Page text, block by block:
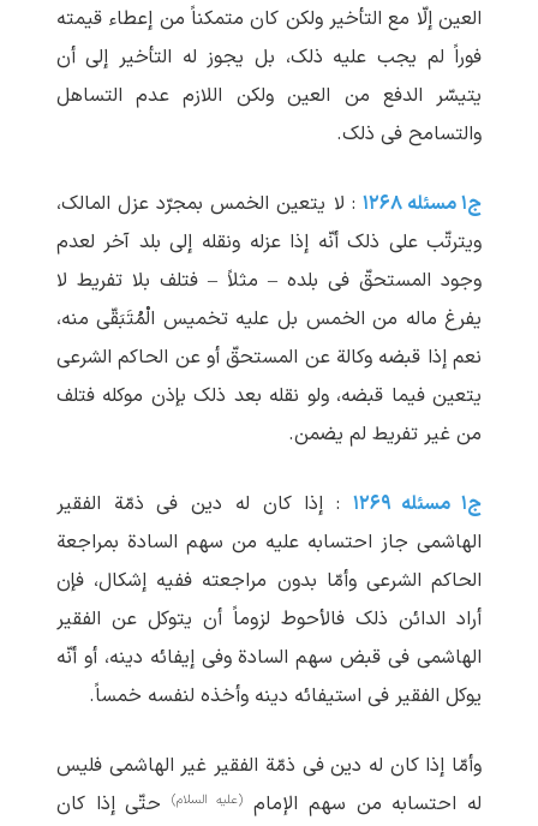
العین إلّا مع التأخیر ولکن کان متمکناً من إعطاء قیمته
فوراً لم ‏یجب علیه ذلک، بل یجوز له التأخیر إلی أن
یتیسّر الدفع من العین ولکن اللازم عدم التساهل
والتسامح فی ذلک.
ج۱ مسئله ۱۲۶۸
: لا یتعین الخمس بمجرّد عزل المالک،
ویترتّب علی ذلک أنّه إذا عزله ونقله إلی بلد آخر لعدم
وجود المستحقّ فی بلده – مثلاً – فتلف بلا تفریط لا
یفرغ ماله من الخمس بل علیه تخمیس الْمُتَبَقّی منه،
نعم إذا قبضه وکالة عن المستحقّ أو عن الحاکم الشرعی
یتعین فیما قبضه، ولو نقله بعد ذلک بإذن موکله فتلف
من غیر تفریط لم ‏یضمن.
ج۱ مسئله ۱۲۶۹
: إذا کان له دین فی ذمّة الفقیر
الهاشمی جاز احتسابه علیه من سهم السادة بمراجعة
الحاکم الشرعی وأمّا بدون مراجعته ففیه إشکال، فإن
أراد الدائن ذلک فالأحوط لزوماً أن یتوکل عن الفقیر
الهاشمی فی قبض سهم السادة وفی إیفائه دینه، أو أنّه
یوکل الفقیر فی استیفائه دینه وأخذه لنفسه خمساً.
وأمّا إذا کان له دین فی ذمّة الفقیر غیر الهاشمی فلیس
له احتسابه من سهم الإمام (علیه السلام)حتّی إذا کان